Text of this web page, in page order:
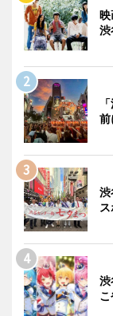
映
渋
前